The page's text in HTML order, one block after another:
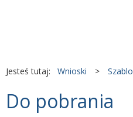
Jesteś tutaj: Wnioski >
Do pobrania